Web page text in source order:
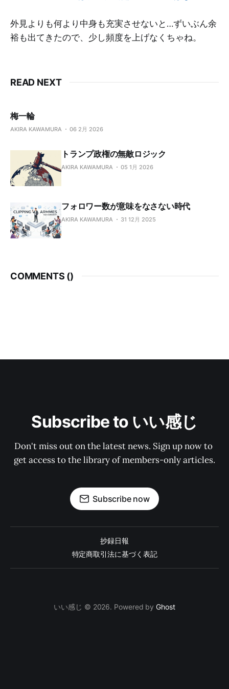
外見よりも何より中身も充実させないと…ずいぶん余
裕も出てきたので、少し頻度を上げなくちゃね。
READ NEXT
梅一輪
AKIRA KAWAMURA 06 2月 2026
トランプ政権の無敵ロジック
AKIRA KAWAMURA 05 1月 2026
フォロワー数が意味をなさない時代
AKIRA KAWAMURA 31 12月 2025
COMMENTS ()
Subscribe to いい感じ
Don't miss out on the latest news. Sign up now to
get access to the library of members-only articles.
Subscribe now
抄録日報
特定商取引法に基づく表記
いい感じ © 2026. Powered byGhost